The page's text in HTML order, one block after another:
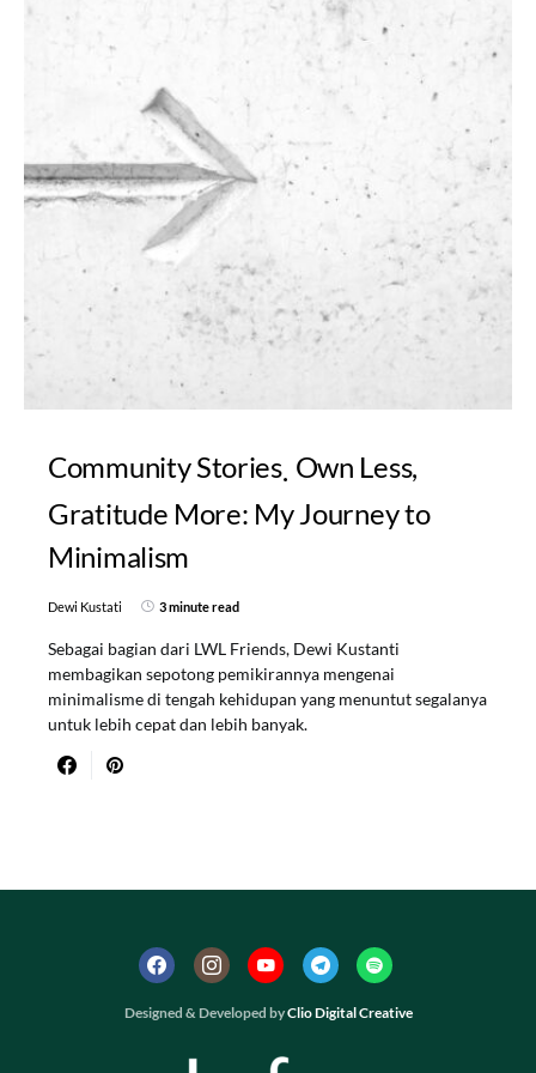
Community Stories Own Less,
Gratitude More: My Journey to
Minimalism
Dewi Kustati 3 minute read
Sebagai bagian dari LWL Friends, Dewi Kustanti
membagikan sepotong pemikirannya mengenai
minimalisme di tengah kehidupan yang menuntut segalanya
untuk lebih cepat dan lebih banyak.
Designed & Developed byClio Digital Creative